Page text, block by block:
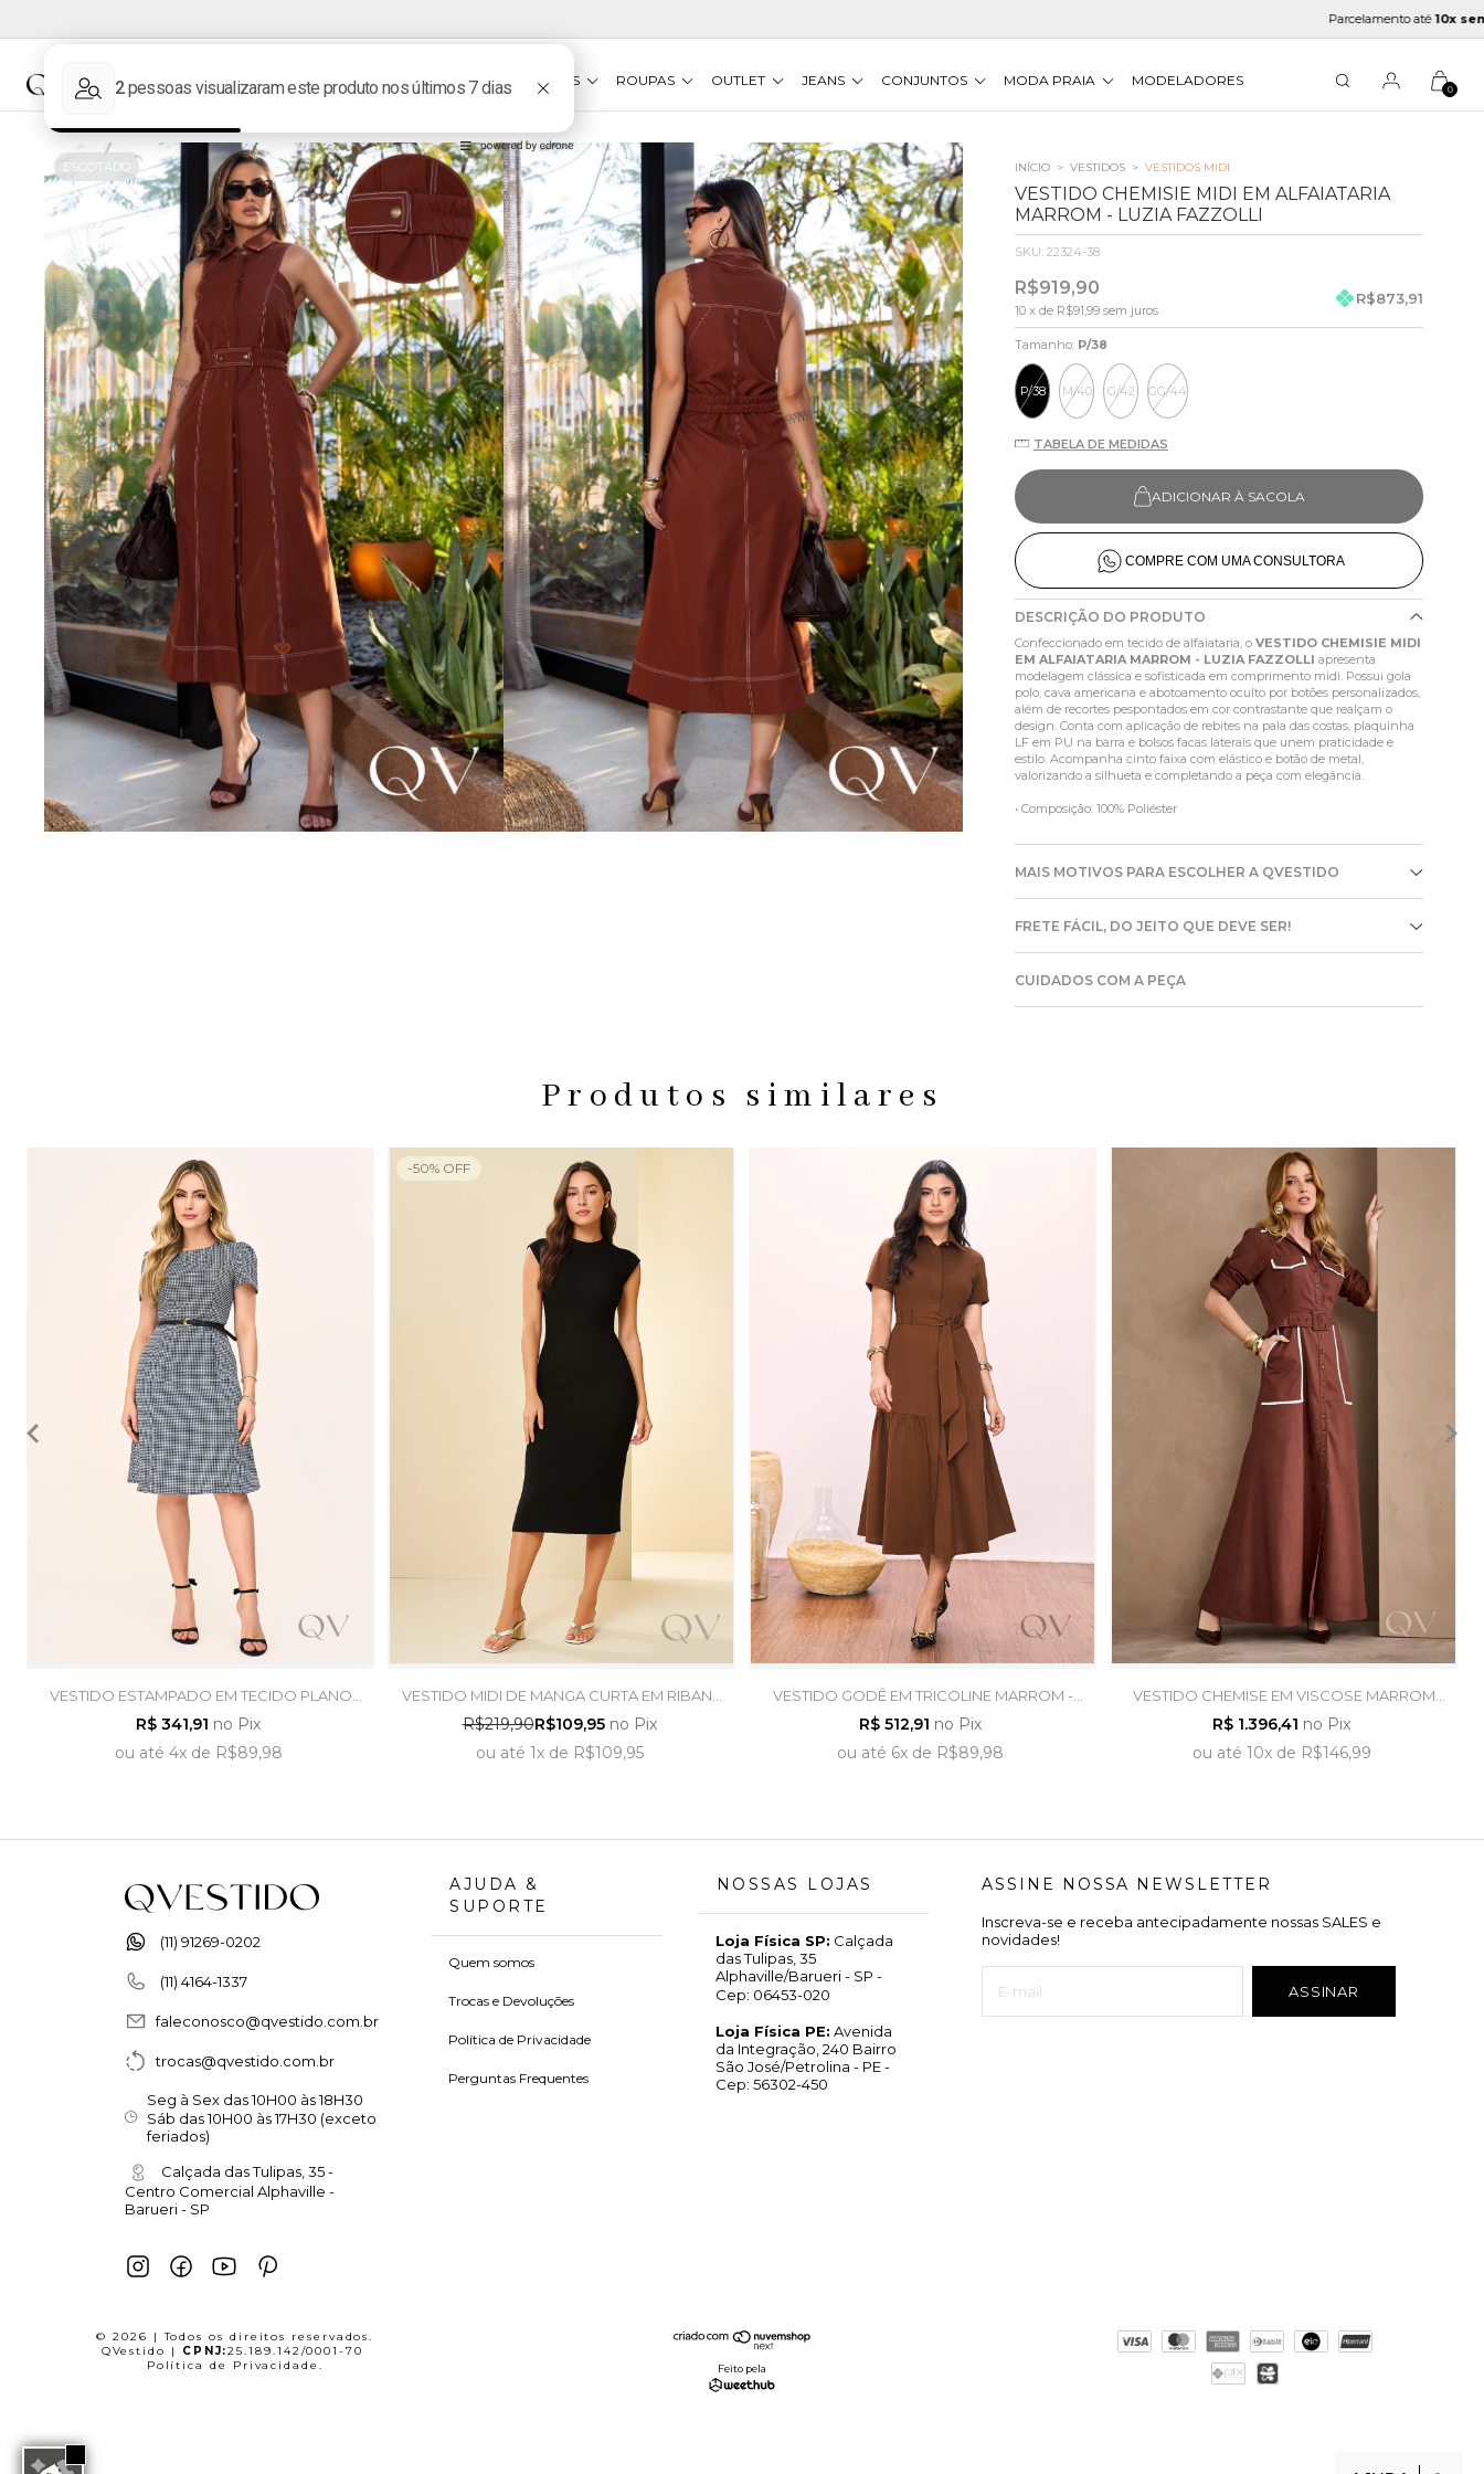
Parcelamento até10x sem juros
NOVIDADES MARCAS VESTIDOS ROUPAS OUTLET JEANS CONJUNTOS MODA PRAIA MODELADORES 0
ESGOTADO INÍCIO > VESTIDOS > VESTIDOS MIDI
VESTIDO CHEMISIE MIDI EM ALFAIATARIA
MARROM - LUZIA FAZZOLLI
SKU: 22324-38
R$919,90
10 x de R$91,99 sem juros
R$873,91
Tamanho: P/38
P/38 M/40 G/42 GG/44
TABELA DE MEDIDAS
ADICIONAR À SACOLA
COMPRE COM UMA CONSULTORA
DESCRIÇÃO DO PRODUTO
Confeccionado em tecido de alfaiataria, o VESTIDO CHEMISIE MIDI
EM ALFAIATARIA MARROM - LUZIA FAZZOLLI apresenta
modelagem clássica e sofisticada em comprimento midi. Possui gola
polo, cava americana e abotoamento oculto por botões personalizados,
além de recortes pespontados em cor contrastante que realçam o
design. Conta com aplicação de rebites na pala das costas, plaquinha
LF em PU na barra e bolsos facas laterais que unem praticidade e
estilo. Acompanha cinto faixa com elástico e botão de metal,
valorizando a silhueta e completando a peça com elegância.
• Composição: 100% Poliéster
MAIS MOTIVOS PARA ESCOLHER A QVESTIDO
FRETE FÁCIL, DO JEITO QUE DEVE SER!
CUIDADOS COM A PEÇA
Produtos similares
VESTIDO ESTAMPADO EM TECIDO PLANO
PIED POULE - LAURA ROSA
R$ 341,91 no Pix
ou até 4xde R$89,98
VESTIDO MIDI DE MANGA CURTA EM RIBANA
PRETO - DOCE TRAMA
R$219,90R$109,95 no Pix
ou até 1xde R$109,95
-50% OFF
VESTIDO GODÊ EM TRICOLINE MARROM -
TITANIUM JEANS
R$ 512,91 no Pix
ou até 6x de R$89,98
VESTIDO CHEMISE EM VISCOSE MARROM
CAFÉ - ARTSY
R$ 1.396,41 no Pix
ou até 10xde R$146,99
(11) 91269-0202
(11) 4164-1337
faleconosco@qvestido.com.br
trocas@qvestido.com.br
Seg à Sex das 10H00 às 18H30
Sáb das 10H00 às 17H30 (exceto
feriados)
Calçada das Tulipas, 35 -
Centro Comercial Alphaville -
Barueri - SP
AJUDA &
SUPORTE
Quem somos
Trocas e Devoluções
Política de Privacidade
Perguntas Frequentes
NOSSAS LOJAS
Loja Física SP: Calçada
das Tulipas, 35
Alphaville/Barueri - SP -
Cep: 06453-020
Loja Física PE: Avenida
da Integração, 240 Bairro
São José/Petrolina - PE -
Cep: 56302-450
ASSINE NOSSA NEWSLETTER
Inscreva-se e receba antecipadamente nossas SALES e
novidades!
© 2026 | Todos os direitos reservados.
QVestido | CPNJ:25.189.142/0001-70
Política de Privacidade . Feito pela